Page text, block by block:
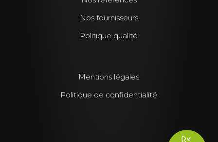
Nos fournisseurs
Politique qualité
Mentions légales
Politique de confidentialité